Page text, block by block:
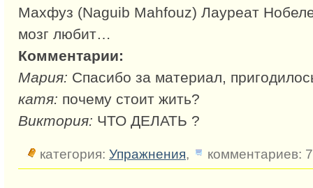
Махфуз (Naguib Mahfouz) Лауреат
мозг любит…
Комментарии:
Мария: Спасибо за материал,
катя: почему стоит жить?
Виктория: ЧТО ДЕЛАТЬ ?
категория: Упражнения, комментариев: 7